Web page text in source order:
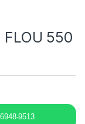
FLOU 550
9513